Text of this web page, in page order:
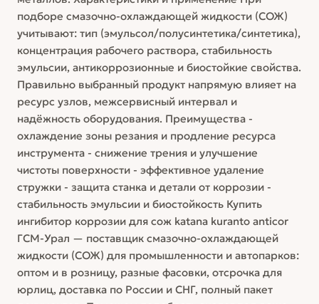
подборе смазочно-охлаждающей жидкости (СОЖ)
учитывают: тип (эмульсол/полусинтетика/синтетика),
концентрация рабочего раствора, стабильность
эмульсии, антикоррозионные и биостойкие свойства.
Правильно выбранный продукт напрямую влияет на
ресурс узлов, межсервисный интервал и
надёжность оборудования. Преимущества -
охлаждение зоны резания и продление ресурса
инструмента - снижение трения и улучшение
чистоты поверхности - эффективное удаление
стружки - защита станка и детали от коррозии -
стабильность эмульсии и биостойкость Купить
ингибитор коррозии для сож katana kuranto anticor
ГСМ-Урал — поставщик смазочно-охлаждающей
жидкости (СОЖ) для промышленности и автопарков:
оптом и в розницу, разные фасовки, отсрочка для
юрлиц, доставка по России и СНГ, полный пакет